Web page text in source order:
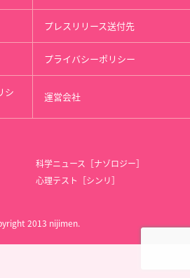
プレスリリース送付先
プライバシーポリシー
シ 運営会社
科学ニュース［ナゾロジー］
心理テスト［シンリ］
2013 nijimen.